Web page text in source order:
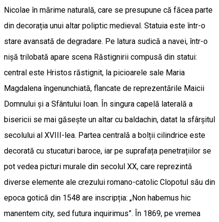
Nicolae în mărime naturală, care se presupune că făcea parte
din decorația unui altar poliptic medieval. Statuia este într-o
stare avansată de degradare. Pe latura sudică a navei, într-o
nișă trilobată apare scena Răstignirii compusă din statui:
central este Hristos răstignit, la picioarele sale Maria
Magdalena îngenunchiată, flancate de reprezentările Maicii
Domnului și a Sfântului Ioan. În singura capelă laterală a
bisericii se mai găsește un altar cu baldachin, datat la sfârșitul
secolului al XVIII-lea. Partea centrală a bolții cilindrice este
decorată cu stucaturi baroce, iar pe suprafața penetrațiilor se
pot vedea picturi murale din secolul XX, care reprezintă
diverse elemente ale crezului romano-catolic Clopotul său din
epoca gotică din 1548 are inscripția: „Non habemus hic
manentem city, sed futura inquirimus”. În 1869, pe vremea